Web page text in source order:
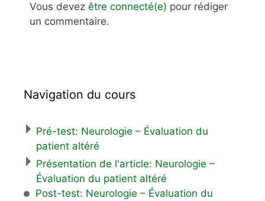
Vous devez être connecté(e) pour rédiger
un commentaire.
Navigation du cours
Pré-test: Neurologie – Évaluation du
patient altéré
Présentation de l'article: Neurologie –
Évaluation du patient altéré
Post-test: Neurologie – Évaluation du